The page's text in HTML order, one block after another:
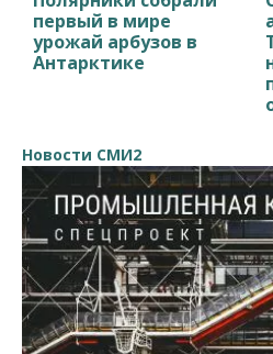
первый в мире
урожай арбузов в
Антарктике
Новости СМИ2